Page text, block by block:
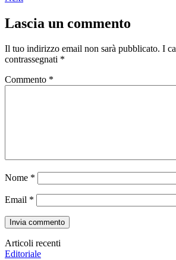
Lascia un commento
Il tuo indirizzo email non sarà pubblicato. I
contrassegnati *
Commento *
Nome *
Email *
Articoli recenti
Editoriale